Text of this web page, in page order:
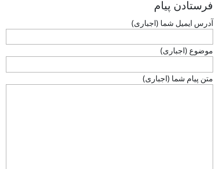
فرستادن پيام
آدرس ايميل شما (اجباری)
موضوع (اجباری)
متن پيام شما (اجباری)